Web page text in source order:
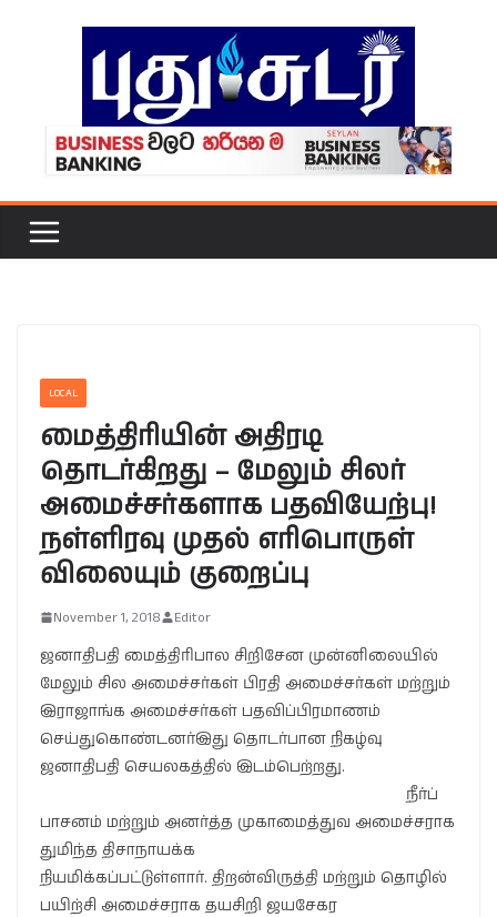
LOCAL
மைத்திரியின் அதிரடி
தொடர்கிறது – மேலும் சிலர்
அமைச்சர்களாக பதவியேற்பு!
நள்ளிரவு முதல் எரிபொருள்
விலையும் குறைப்பு
November 1, 2018 Editor
ஜனாதிபதி மைத்திரிபால சிறிசேன முன்னிலையில்
மேலும் சில அமைச்சர்கள் பிரதி அமைச்சர்கள் மற்றும்
இராஜாங்க அமைச்சர்கள் பதவிப்பிரமாணம்
செய்துகொண்டனர்இது தொடர்பான நிகழ்வு
ஜனாதிபதி செயலகத்தில் இடம்பெற்றது.
நீர்ப்
பாசனம் மற்றும் அனர்த்த முகாமைத்துவ அமைச்சராக
துமிந்த திசாநாயக்க
நியமிக்கப்பட்டுள்ளார். திறன்விருத்தி மற்றும் தொழில்
பயிற்சி அமைச்சராக தயசிறி ஜயசேகர